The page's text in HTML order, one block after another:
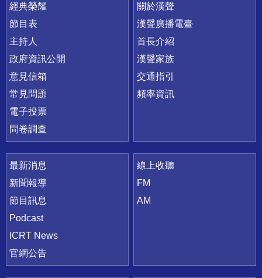
快速連結
經典榮耀
節目表
主持人
政府資訊公開
意見信箱
常見問題
電子投票
問卷調查
關於漢聲
漢聲廣播電臺
首長介紹
漢聲家族
交通指引
頻率資訊
最新消息
新聞報導
節目訊息
Podcast
ICRT News
官網公告
線上收聽
FM
AM